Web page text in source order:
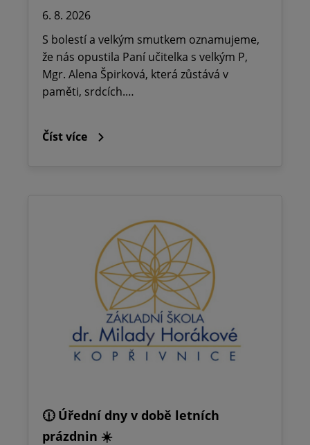
6. 8. 2026
S bolestí a velkým smutkem oznamujeme,
že nás opustila Paní učitelka s velkým P,
Mgr. Alena Špirková, která zůstává v
paměti, srdcích.…
Číst více
🕧 Úřední dny v době letních
prázdnin ☀️